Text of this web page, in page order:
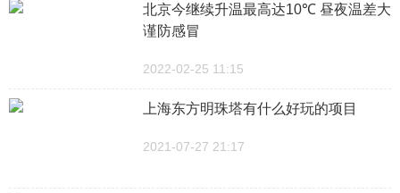
北京今继续升温最高达10℃ 昼夜温差大
谨防感冒
2022-02-25 11:15
上海东方明珠塔有什么好玩的项目
2021-07-27 21:17